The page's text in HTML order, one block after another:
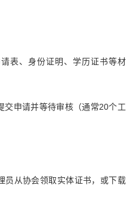
表、身份证明、学历证书等材
交申请并等待审核（通常20个工
员从协会领取实体证书，或下载